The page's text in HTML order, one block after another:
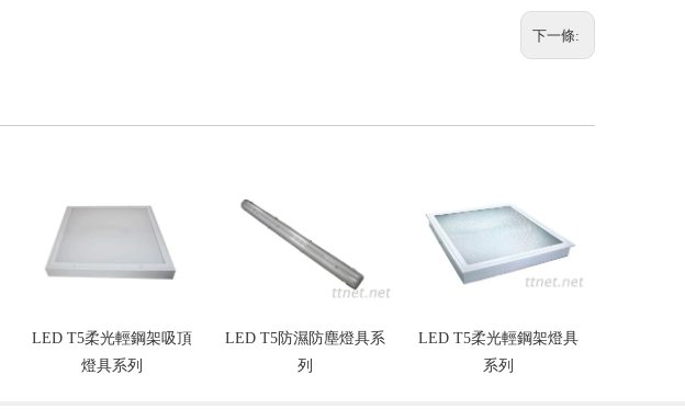
下一條:
LED T5柔光輕鋼架吸頂
燈具系列
LED T5防濕防塵燈具系
列
LED T5柔光輕鋼架燈具
系列